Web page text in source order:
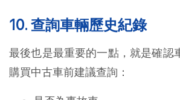
10. 查詢車輛歷史紀錄
最後也是最重要的一點，就是確認
購買中古車前建議查詢：